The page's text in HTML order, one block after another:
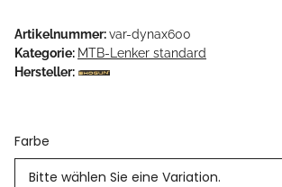
Artikelnummer:var-dynax600
Kategorie: MTB-Lenker standard
Hersteller:
Farbe
Bitte wählen Sie eine Variation.